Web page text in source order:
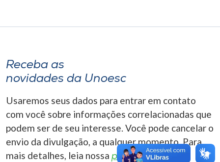
A+
Receba as
novidades da Unoesc
Usaremos seus dados para entrar em contato
com você sobre informações correlacionadas que
podem ser de seu interesse. Você pode cancelar o
envio da divulgação, a qualquer momento. Para
mais detalhes, leia nossa política de